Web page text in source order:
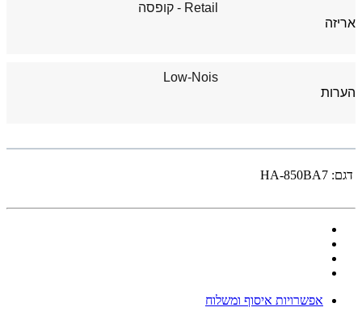
אריזה
Retail - קופסה
הערות
Low-Nois
דגם: HA-850BA7
אפשרויות איסוף ומשלוח